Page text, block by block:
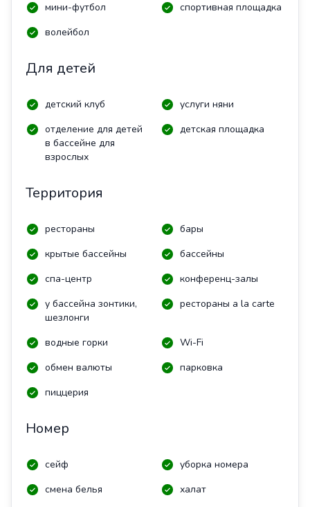
мини-футбол
спортивная площадка
волейбол
Для детей
детский клуб
услуги няни
отделение для детей
в бассейне для
взрослых
детская площадка
Территория
рестораны
бары
крытые бассейны
бассейны
спа-центр
конференц-залы
у бассейна зонтики,
шезлонги
рестораны a la carte
водные горки
Wi-Fi
обмен валюты
парковка
пиццерия
Номер
сейф
уборка номера
смена белья
халат